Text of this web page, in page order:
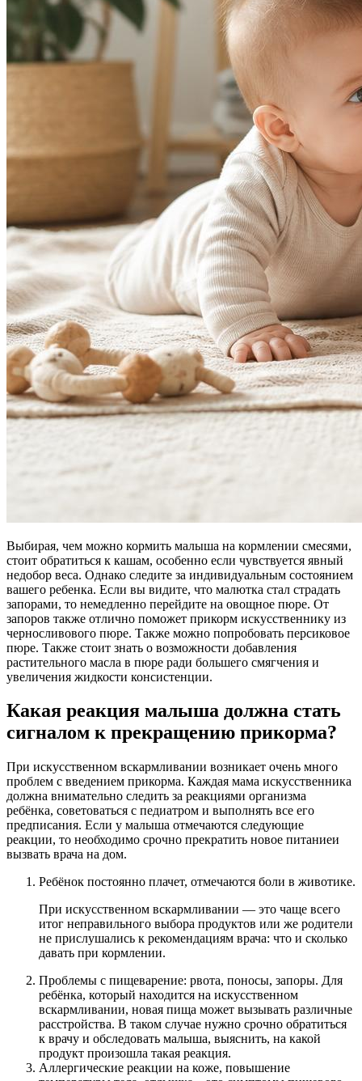
Выбирая, чем можно кормить малыша на кормлении смесями,
стоит обратиться к кашам, особенно если чувствуется явный
недобор веса. Однако следите за индивидуальным состоянием
вашего ребенка. Если вы видите, что малютка стал страдать
запорами, то немедленно перейдите на овощное пюре. От
запоров также отлично поможет прикорм искусственнику из
черносливового пюре. Также можно попробовать персиковое
пюре. Также стоит знать о возможности добавления
растительного масла в пюре ради большего смягчения и
увеличения жидкости консистенции.
Какая реакция малыша должна стать
сигналом к прекращению прикорма?
При искусственном вскармливании возникает очень много
проблем с введением прикорма. Каждая мама искусственника
должна внимательно следить за реакциями организма
ребёнка, советоваться с педиатром и выполнять все его
предписания. Если у малыша отмечаются следующие
реакции, то необходимо срочно прекратить новое питаниеи
вызвать врача на дом.
Ребёнок постоянно плачет, отмечаются боли в животике.
При искусственном вскармливании — это чаще всего
итог неправильного выбора продуктов или же родители
не прислушались к рекомендациям врача: что и сколько
давать при кормлении.
Проблемы с пищеварение: рвота, поносы, запоры. Для
ребёнка, который находится на искусственном
вскармливании, новая пища может вызывать различные
расстройства. В таком случае нужно срочно обратиться
к врачу и обследовать малыша, выяснить, на какой
продукт произошла такая реакция.
Аллергические реакции на коже, повышение